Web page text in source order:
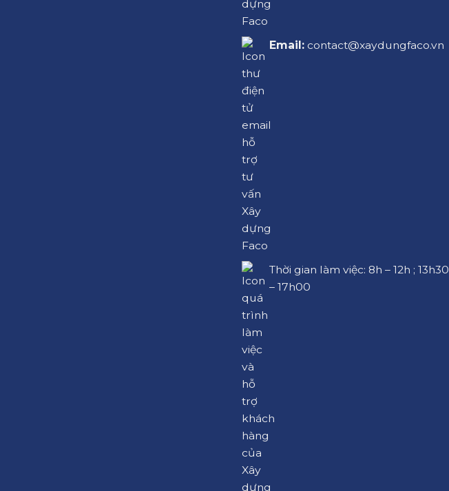
Email: contact@xaydungfaco.vn
Thời gian làm việc: 8h – 12h ; 13h30
– 17h00